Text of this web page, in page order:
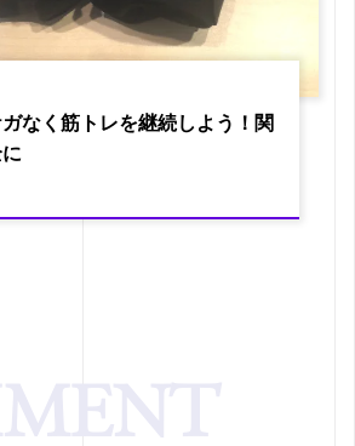
なく筋トレを継続しよう！関